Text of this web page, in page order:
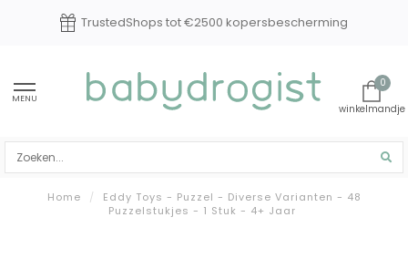
Experts in baby en kindverzorging
MENU
0
Home /
Eddy Toys - Puzzel - Diverse Varianten - 48
Puzzelstukjes - 1 Stuk - 4+ Jaar